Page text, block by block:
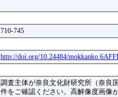
710-745
http://doi.org/10.24484/
調査主体が奈良文化財研究所（奈良
件をご確認ください。高解像度画像